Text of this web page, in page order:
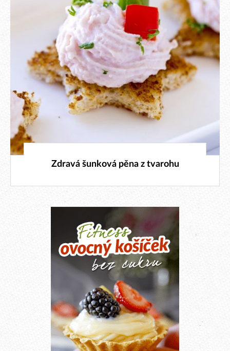
26. 12. 2023
Zdravá šunková pěna z tvarohu